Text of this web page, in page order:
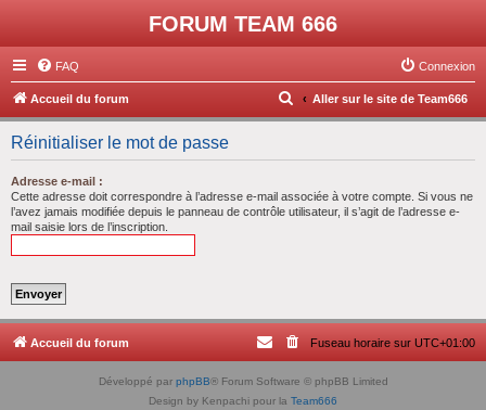
FORUM TEAM 666
FAQ Connexion
Accueil du forum Aller sur le site de Team666
R
e
e
Réinitialiser le mot de passe
Adresse e-mail :
Cette adresse doit correspondre à l’adresse e-mail associée à votre compte. Si vous ne
l’avez jamais modifiée depuis le panneau de contrôle utilisateur, il s’agit de l’adresse e-
mail saisie lors de l’inscription.
Accueil du forum Fuseau horaire sur UTC+01:00
Développé par phpBB® Forum Software © phpBB Limited
Design by Kenpachi pour la Team666